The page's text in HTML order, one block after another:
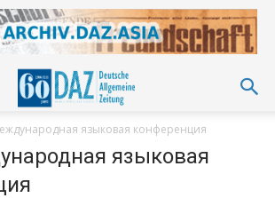
языковая конференция
языковая